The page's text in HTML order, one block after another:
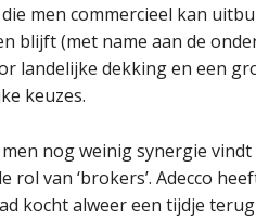
men commercieel kan
blijft (met name aan de
landelijke dekking en een
keuzes.
nog weinig synergie
rol van ‘brokers’. Adecco
kocht alweer een tijdje